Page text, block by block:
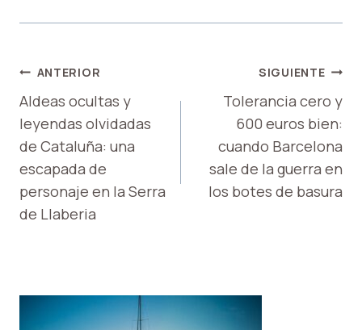
NAVEGACIÓN
DE
ENTRADAS
ANTERIOR
Aldeas ocultas y
leyendas olvidadas
de Cataluña: una
escapada de
personaje en la Serra
de Llaberia
SIGUIENTE
Tolerancia cero y
600 euros bien:
cuando Barcelona
sale de la guerra en
los botes de basura